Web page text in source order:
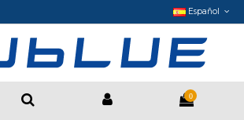
Español
0